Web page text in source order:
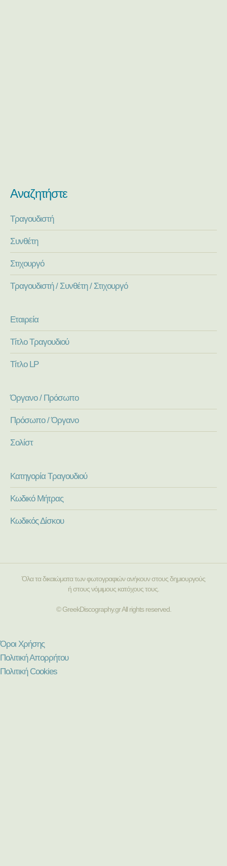
Αναζητήστε
Τραγουδιστή
Συνθέτη
Στιχουργό
Τραγουδιστή / Συνθέτη / Στιχουργό
Εταιρεία
Τίτλο Τραγουδιού
Τίτλο LP
Όργανο / Πρόσωπο
Πρόσωπο / Όργανο
Σολίστ
Κατηγορία Τραγουδιού
Κωδικό Μήτρας
Κωδικός Δίσκου
Όλα τα δικαιώματα των φωτογραφιών ανήκουν στους δημιουργούς
ή στους νόμιμους κατόχους τους.
© GreekDiscography.gr All rights reserved.
Όροι Χρήσης
Πολιτική Απορρήτου
Πολιτική Cookies